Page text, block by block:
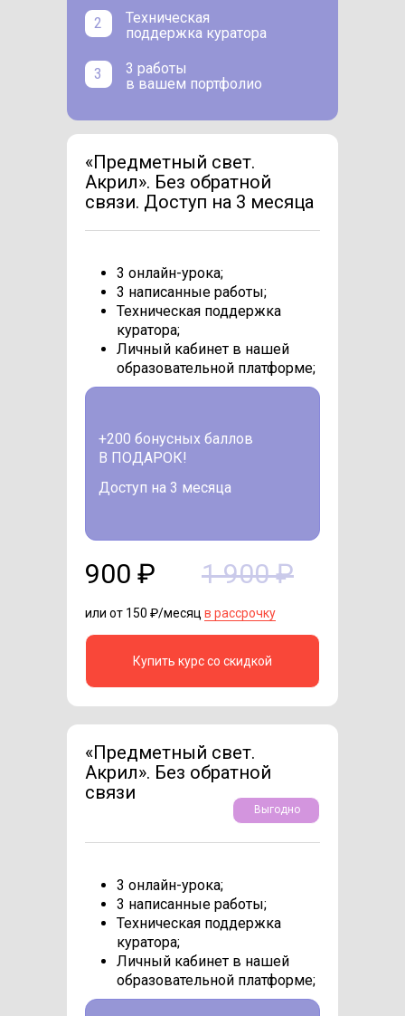
3 работы
в вашем портфолио
3
Техническая
поддержка куратора
2
или от 150 ₽/месяц в рассрочку
3 онлайн-урока;
3 написанные работы;
Техническая поддержка
куратора;
Личный кабинет в нашей
образовательной платформе;
1 900 ₽
900 ₽
Купить курс со скидкой
«Предметный свет.
Акрил». Без обратной
связи. Доступ на 3 месяца
+200 бонусных баллов
В ПОДАРОК!
Доступ на 3 месяца
3 онлайн-урока;
3 написанные работы;
Техническая поддержка
куратора;
Личный кабинет в нашей
образовательной платформе;
«Предметный свет.
Акрил». Без обратной
связи
Выгодно